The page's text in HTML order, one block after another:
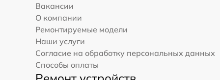
Вакансии
О компании
Ремонтируемые модели
Наши услуги
Согласие на обработку персональных данных
Способы оплаты